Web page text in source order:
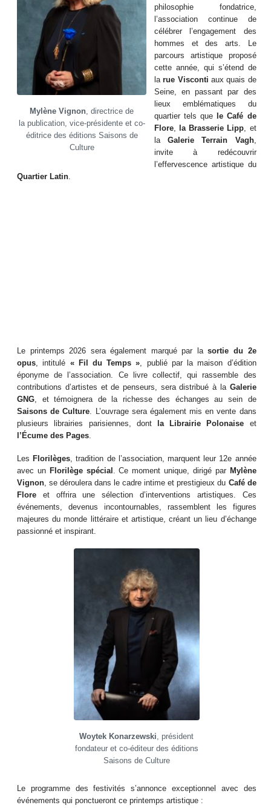
Mylène Vignon , directrice de
la publication, vice-présidente et co-
éditrice des éditions Saisons de
Culture
philosophie fondatrice,
l’association continue de
célébrer l’engagement des
hommes et des arts. Le
parcours artistique proposé
cette année, qui s’étend de
larue Visconti aux quais de
Seine, en passant par des
lieux emblématiques du
quartier tels que
le Café de
Flore, la Brasserie Lipp, et
laGalerie Terrain Vagh,
invite à redécouvrir
l’effervescence artistique du
Quartier Latin.
Le printemps 2026 sera également marqué par lasortie du 2e
opus, intitulé « Fil du Temps », publié par la maison d’édition
éponyme de l’association. Ce livre collectif, qui rassemble des
contributions d’artistes et de penseurs, sera distribué à la Galerie
GNG, et témoignera de la richesse des échanges au sein de
Saisons de Culture. L’ouvrage sera également mis en vente dans
plusieurs librairies parisiennes, dont
la Librairie Polonaise et
l’Écume des Pages.
Les Florilèges, tradition de l’association, marquent leur 12e année
avec un Florilège spécial . Ce moment unique, dirigé par Mylène
Vignon, se déroulera dans le cadre intime et prestigieux du Café de
Flore et offrira une sélection d’interventions artistiques. Ces
événements, devenus incontournables, rassemblent les figures
majeures du monde littéraire et artistique, créant un lieu d’échange
passionné et inspirant.
Woytek Konarzewski , président
fondateur et co-éditeur des éditions
Saisons de Culture
Le programme des festivités s’annonce exceptionnel avec des
événements qui ponctueront ce printemps artistique :